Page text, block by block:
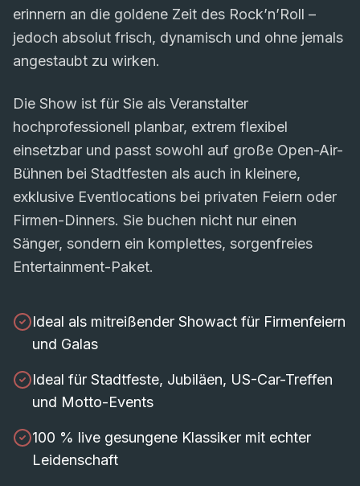
erinnern an die goldene Zeit des Rock’n’Roll –
jedoch absolut frisch, dynamisch und ohne jemals
angestaubt zu wirken.
Die Show ist für Sie als Veranstalter
hochprofessionell planbar, extrem flexibel
einsetzbar und passt sowohl auf große Open-Air-
Bühnen bei Stadtfesten als auch in kleinere,
exklusive Eventlocations bei privaten Feiern oder
Firmen-Dinners. Sie buchen nicht nur einen
Sänger, sondern ein komplettes, sorgenfreies
Entertainment-Paket.
Ideal als mitreißender Showact für Firmenfeiern
und Galas
Ideal für Stadtfeste, Jubiläen, US-Car-Treffen
und Motto-Events
100 % live gesungene Klassiker mit echter
Leidenschaft